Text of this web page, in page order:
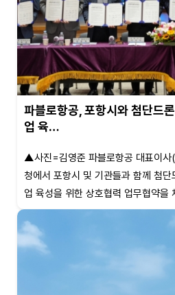
파블로항공, 포항시와 첨단드
업 육…
▲사진=김영준 파블로항공 대표이사
청에서 포항시 및 기관들과 함께 첨
업 육성을 위한 상호협력 업무협약을